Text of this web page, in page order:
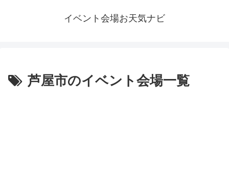
イベント会場お天気ナビ
芦屋市のイベント会場一覧